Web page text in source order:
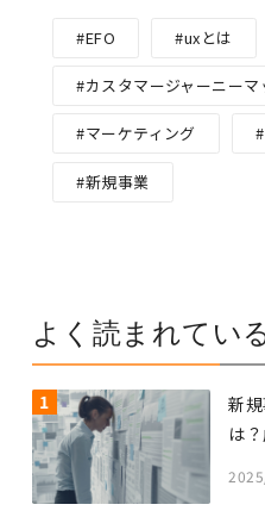
EFO uxとは
カスタマージャーニーマ
マーケティング
新規事業
よく読まれてい
1
新
は